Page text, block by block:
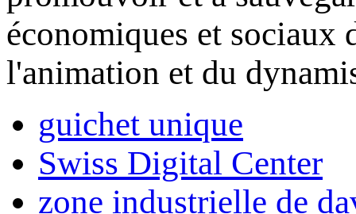
économiques et sociaux
l'animation et du
guichet unique
Swiss Digital Center
zone industrielle de